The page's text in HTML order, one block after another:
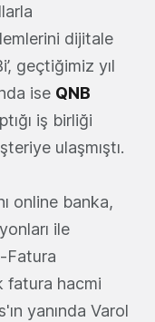
dijitale
geçtiğimiz yıl
ise QNB
iş birliği
ulaşmıştı.
online banka,
ile
Fatura
fatura hacmi
yanında Varol